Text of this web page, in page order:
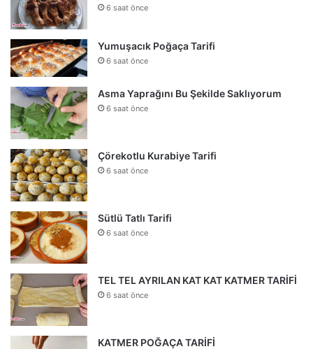
6 saat önce
Yumuşacık Poğaça Tarifi
6 saat önce
Asma Yaprağını Bu Şekilde Saklıyorum
6 saat önce
Çörekotlu Kurabiye Tarifi
6 saat önce
Sütlü Tatlı Tarifi
6 saat önce
TEL TEL AYRILAN KAT KAT KATMER TARİFİ
6 saat önce
KATMER POĞAÇA TARİFİ